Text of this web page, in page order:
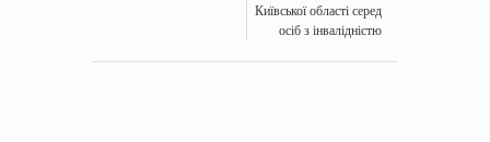
Київської області серед
осіб з інвалідністю